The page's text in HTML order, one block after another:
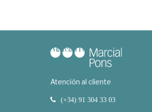
Atención al cliente
(+34) 91 304 33 03